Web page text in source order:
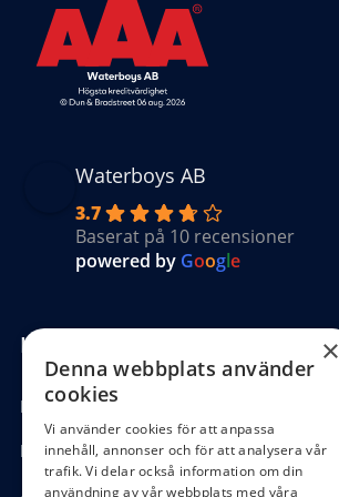
Waterboys AB
3.7
Baserat på 10 recensioner
powered by Google
Kundinformation
Köpvillkor
Hantering GDPR
×
Denna webbplats använder
cookies
Vi använder cookies för att anpassa
innehåll, annonser och för att analysera vår
trafik. Vi delar också information om din
användning av vår webbplats med våra